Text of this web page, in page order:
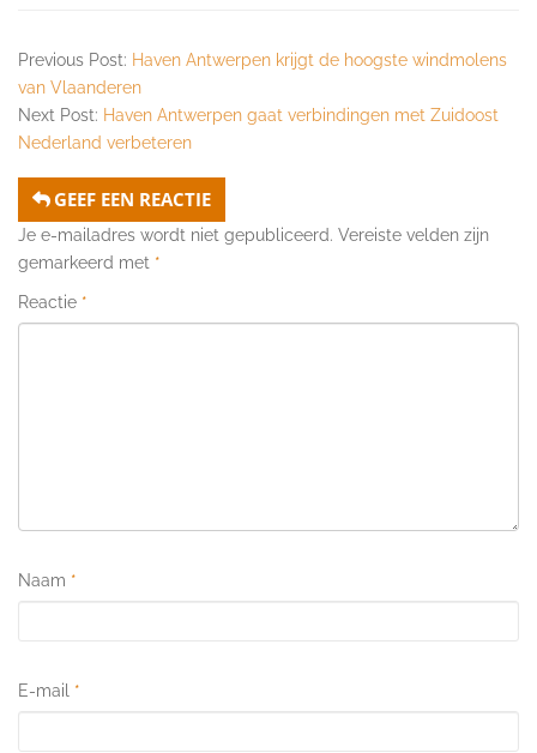
Previous Post: Haven Antwerpen krijgt de hoogste windmolens
van Vlaanderen
Next Post: Haven Antwerpen gaat verbindingen met Zuidoost
Nederland verbeteren
GEEF EEN REACTIE
Je e-mailadres wordt niet gepubliceerd. Vereiste velden zijn
gemarkeerd met *
Reactie *
Naam *
E-mail *